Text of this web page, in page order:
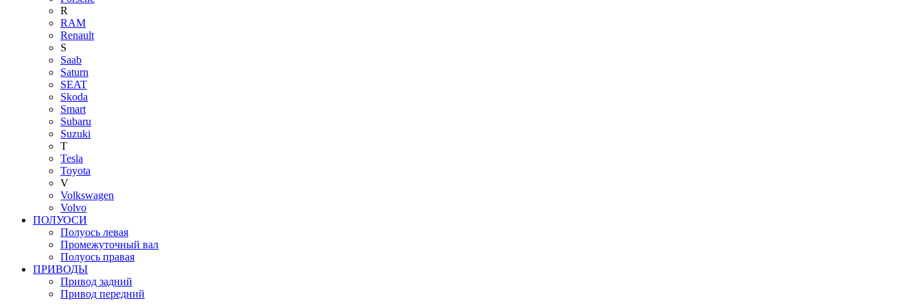
R
RAM
Renault
S
Saab
Saturn
SEAT
Skoda
Smart
Subaru
Suzuki
T
Tesla
Toyota
V
Volkswagen
Volvo
ПОЛУОСИ
Полуось левая
Промежуточный вал
Полуось правая
ПРИВОДЫ
Привод задний
Привод передний